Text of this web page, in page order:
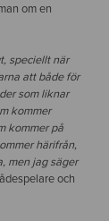
om en
speciellt när
att både för
som liknar
kommer
kommer på
härifrån,
men jag säger
och